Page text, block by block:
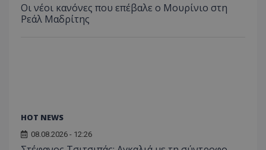
Οι νέοι κανόνες που επέβαλε ο Μουρίνιο στη
Ρεάλ Μαδρίτης
HOT NEWS
08.08.2026 - 12:26